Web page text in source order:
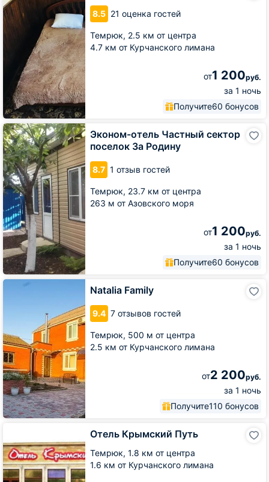
8.5 21 оценка гостей
Темрюк, 2.5 км от центра
4.7 км от Курчанского лимана
от1 200руб.
за 1 ночь
Получите60 бонусов
Робинзон
Эконом-отель Частный сектор
поселок За Родину
8.7 1 отзыв гостей
Темрюк, 23.7 км от центра
263 м от Азовского моря
от1 200руб.
за 1 ночь
Получите60 бонусов
Эконом-
отель
Частный
сектор
поселок
За
Родину
Natalia Family
9.4 7 отзывов гостей
Темрюк, 500 м от центра
2.5 км от Курчанского лимана
от2 200руб.
за 1 ночь
Получите110 бонусов
Natalia
Отель Крымский Путь
Темрюк, 1.8 км от центра
1.6 км от Курчанского лимана
Путь